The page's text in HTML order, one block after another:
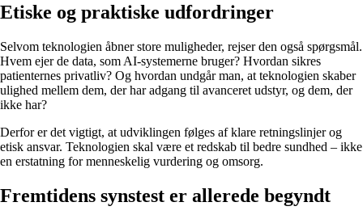
Etiske og praktiske udfordringer
Selvom teknologien åbner store muligheder, rejser den også spørgsmål.
Hvem ejer de data, som AI-systemerne bruger? Hvordan sikres
patienternes privatliv? Og hvordan undgår man, at teknologien skaber
ulighed mellem dem, der har adgang til avanceret udstyr, og dem, der
ikke har?
Derfor er det vigtigt, at udviklingen følges af klare retningslinjer og
etisk ansvar. Teknologien skal være et redskab til bedre sundhed – ikke
en erstatning for menneskelig vurdering og omsorg.
Fremtidens synstest er allerede begyndt